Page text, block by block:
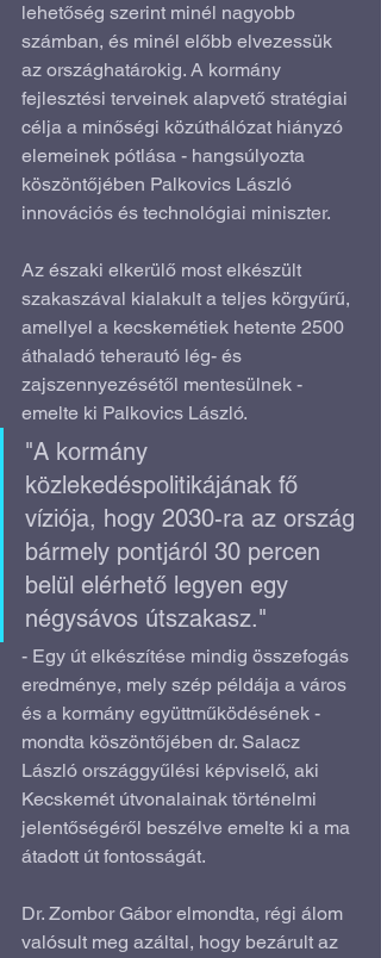
lehetőség szerint minél nagyobb
számban, és minél előbb elvezessük
az országhatárokig. A kormány
fejlesztési terveinek alapvető stratégiai
célja a minőségi közúthálózat hiányzó
elemeinek pótlása - hangsúlyozta
köszöntőjében Palkovics László
innovációs és technológiai miniszter.
Az északi elkerülő most elkészült
szakaszával kialakult a teljes körgyűrű,
amellyel a kecskemétiek hetente 2500
áthaladó teherautó lég- és
zajszennyezésétől mentesülnek -
emelte ki Palkovics László.
"A kormány
közlekedéspolitikájának fő
víziója, hogy 2030-ra az ország
bármely pontjáról 30 percen
belül elérhető legyen egy
négysávos útszakasz."
- Egy út elkészítése mindig összefogás
eredménye, mely szép példája a város
és a kormány együttműködésének -
mondta köszöntőjében dr. Salacz
László országgyűlési képviselő, aki
Kecskemét útvonalainak történelmi
jelentőségéről beszélve emelte ki a ma
átadott út fontosságát.
Dr. Zombor Gábor elmondta, régi álom
valósult meg azáltal, hogy bezárult az